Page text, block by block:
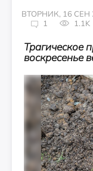
ВТОРНИК, 16 СЕН
1
1.1K
Трагическое
воскресенье